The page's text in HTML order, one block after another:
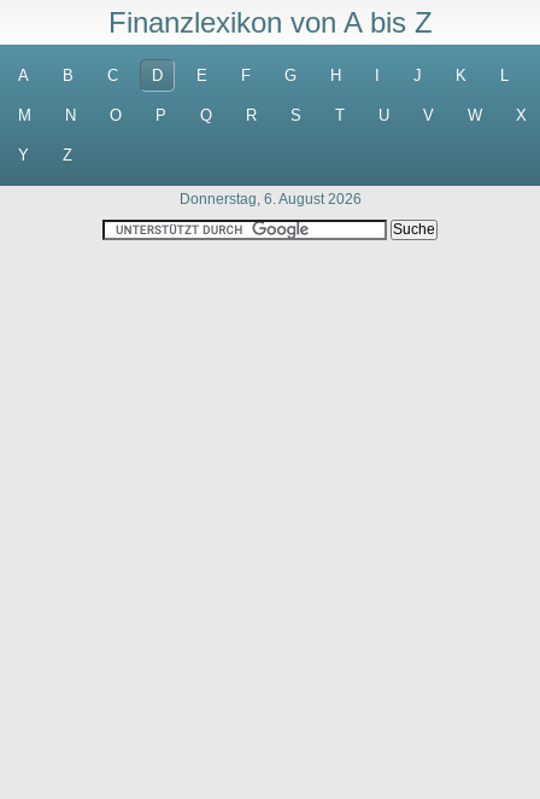
Finanzlexikon von A bis Z
A B C D E F G H J K L
M N O P Q R S T U V W X
Y Z
Donnerstag, 6. August 2026